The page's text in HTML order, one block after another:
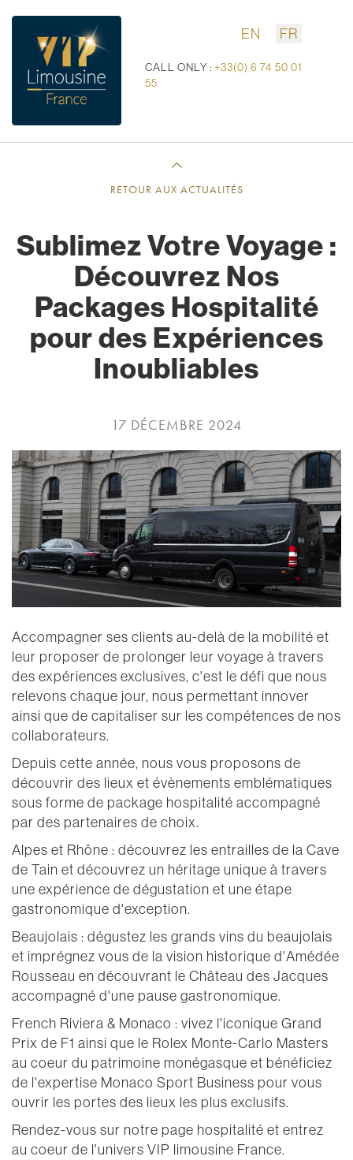
EN FR
CALL ONLY : +33(0) 6 74 50 01
55
RETOUR AUX ACTUALITÉS
Sublimez Votre Voyage :
Découvrez Nos
Packages Hospitalité
pour des Expériences
Inoubliables
17 DÉCEMBRE 2024
Accompagner ses clients au-delà de la mobilité et
leur proposer de prolonger leur voyage à travers
des expériences exclusives, c'est le défi que nous
relevons chaque jour, nous permettant innover
ainsi que de capitaliser sur les compétences de nos
collaborateurs.
Depuis cette année, nous vous proposons de
découvrir des lieux et évènements emblématiques
sous forme de package hospitalité accompagné
par des partenaires de choix.
Alpes et Rhône : découvrez les entrailles de la Cave
de Tain et découvrez un héritage unique à travers
une expérience de dégustation et une étape
gastronomique d'exception.
Beaujolais : dégustez les grands vins du beaujolais
et imprégnez vous de la vision historique d'Amédée
Rousseau en découvrant le Château des Jacques
accompagné d'une pause gastronomique.
French Riviera & Monaco : vivez l'iconique Grand
Prix de F1 ainsi que le Rolex Monte-Carlo Masters
au coeur du patrimoine monégasque et bénéficiez
de l'expertise Monaco Sport Business pour vous
ouvrir les portes des lieux les plus exclusifs.
Rendez-vous sur notre page hospitalité et entrez
au coeur de l'univers VIP limousine France.